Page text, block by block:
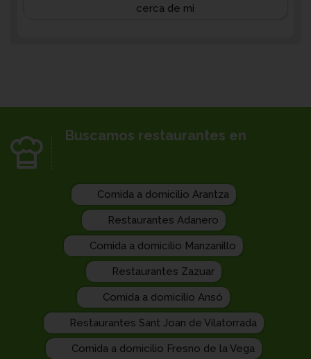
cerca de mi
Buscamos restaurantes en
Comida a domicilio Arantza
Restaurantes Adanero
Comida a domicilio Manzanillo
Restaurantes Zazuar
Comida a domicilio Ansó
Restaurantes Sant Joan de Vilatorrada
Comida a domicilio Fresno de la Vega